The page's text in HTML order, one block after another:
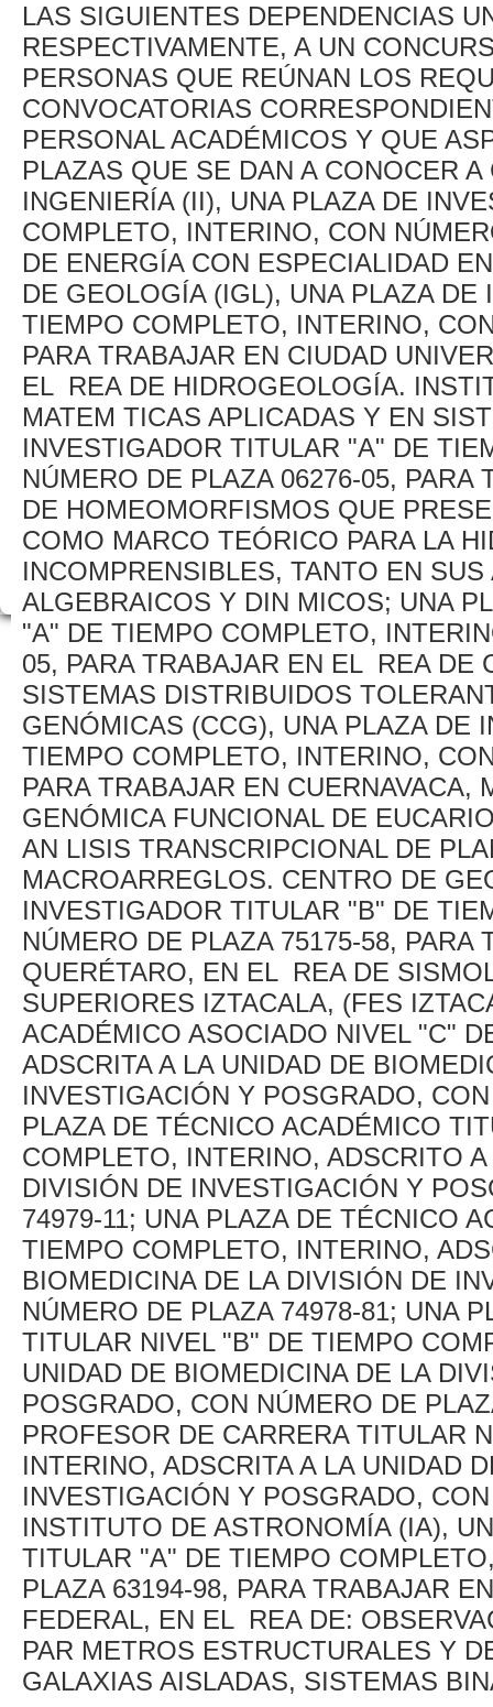
LAS SIGUIENTES DEPENDENCIAS
RESPECTIVAMENTE, A UN
PERSONAS QUE REÚNAN LOS
CONVOCATORIAS
PERSONAL ACADÉMICOS Y QUE
PLAZAS QUE SE DAN A CONOCER
INGENIERÍA (II), UNA PLAZA DE
COMPLETO, INTERINO, CON
DE ENERGÍA CON ESPECIALIDAD
DE GEOLOGÍA (IGL), UNA PLAZA
TIEMPO COMPLETO, INTERINO,
PARA TRABAJAR EN CIUDAD
EL REA DE HIDROGEOLOGÍA.
MATEM TICAS APLICADAS Y EN
INVESTIGADOR TITULAR "A" DE
NÚMERO DE PLAZA 06276-05,
DE HOMEOMORFISMOS QUE
COMO MARCO TEÓRICO PARA LA
INCOMPRENSIBLES, TANTO EN
ALGEBRAICOS Y DIN MICOS; UNA
"A" DE TIEMPO COMPLETO,
05, PARA TRABAJAR EN EL REA DE
SISTEMAS DISTRIBUIDOS
GENÓMICAS (CCG), UNA PLAZA DE
TIEMPO COMPLETO, INTERINO,
PARA TRABAJAR EN
GENÓMICA FUNCIONAL DE
AN LISIS TRANSCRIPCIONAL DE
MACROARREGLOS. CENTRO DE
INVESTIGADOR TITULAR "B" DE
NÚMERO DE PLAZA 75175-58, PARA
QUERÉTARO, EN EL REA DE
SUPERIORES IZTACALA, (FES
ACADÉMICO ASOCIADO NIVEL "C"
ADSCRITA A LA UNIDAD DE
INVESTIGACIÓN Y POSGRADO,
PLAZA DE TÉCNICO ACADÉMICO
COMPLETO, INTERINO, ADSCRITO
DIVISIÓN DE INVESTIGACIÓN Y
74979-11; UNA PLAZA DE TÉCNICO
TIEMPO COMPLETO, INTERINO,
BIOMEDICINA DE LA DIVISIÓN DE
NÚMERO DE PLAZA 74978-81; UNA
TITULAR NIVEL "B" DE TIEMPO
UNIDAD DE BIOMEDICINA DE LA
POSGRADO, CON NÚMERO DE
PROFESOR DE CARRERA TITULAR
INTERINO, ADSCRITA A LA UNIDAD
INVESTIGACIÓN Y POSGRADO,
INSTITUTO DE ASTRONOMÍA (IA),
TITULAR "A" DE TIEMPO
PLAZA 63194-98, PARA TRABAJAR
FEDERAL, EN EL REA DE:
PAR METROS ESTRUCTURALES Y
GALAXIAS AISLADAS, SISTEMAS